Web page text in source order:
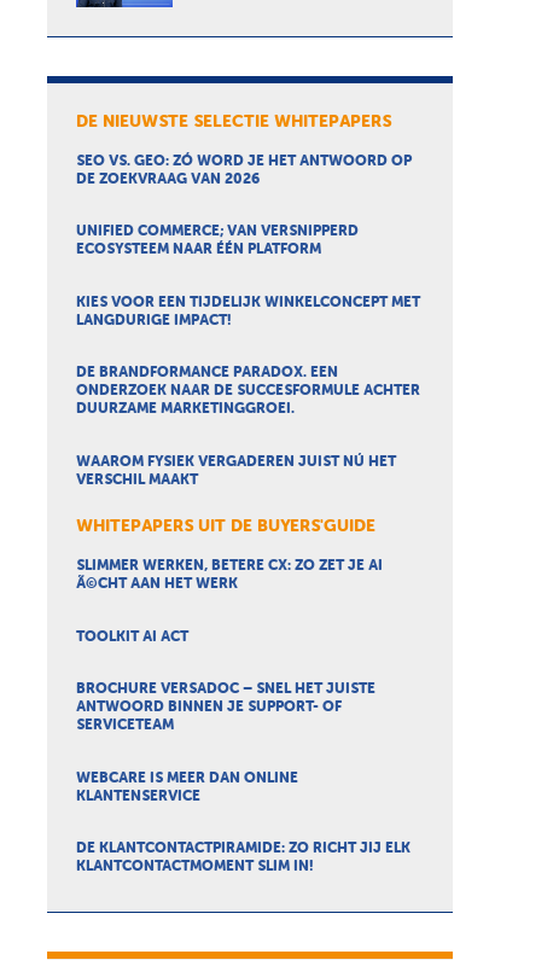
DE NIEUWSTE SELECTIE WHITEPAPERS
SEO VS. GEO: ZÓ WORD JE HET ANTWOORD OP
DE ZOEKVRAAG VAN 2026
UNIFIED COMMERCE; VAN VERSNIPPERD
ECOSYSTEEM NAAR ÉÉN PLATFORM
KIES VOOR EEN TIJDELIJK WINKELCONCEPT MET
LANGDURIGE IMPACT!
DE BRANDFORMANCE PARADOX. EEN
ONDERZOEK NAAR DE SUCCESFORMULE ACHTER
DUURZAME MARKETINGGROEI.
WAAROM FYSIEK VERGADEREN JUIST NÚ HET
VERSCHIL MAAKT
WHITEPAPERS UIT DE BUYERS'GUIDE
SLIMMER WERKEN, BETERE CX: ZO ZET JE AI
Ã©CHT AAN HET WERK
TOOLKIT AI ACT
BROCHURE VERSADOC – SNEL HET JUISTE
ANTWOORD BINNEN JE SUPPORT- OF
SERVICETEAM
WEBCARE IS MEER DAN ONLINE
KLANTENSERVICE
DE KLANTCONTACTPIRAMIDE: ZO RICHT JIJ ELK
KLANTCONTACTMOMENT SLIM IN!